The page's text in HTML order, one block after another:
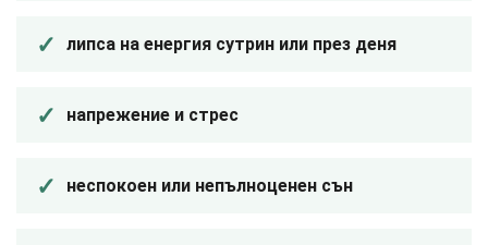
липса на енергия сутрин или през деня
напрежение и стрес
неспокоен или непълноценен сън